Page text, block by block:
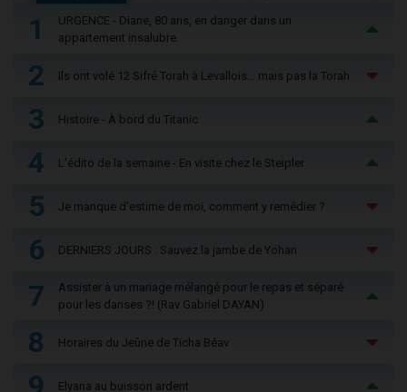
1
URGENCE - Diane, 80 ans, en danger dans un
appartement insalubre
2 Ils ont volé 12 Sifré Torah à Levallois… mais pas la Torah
3 Histoire - À bord du Titanic
4 L'édito de la semaine - En visite chez le Steipler
5 Je manque d'estime de moi, comment y remédier ?
6 DERNIERS JOURS : Sauvez la jambe de Yohan
7
Assister à un mariage mélangé pour le repas et séparé
pour les danses ?! (Rav Gabriel DAYAN)
8 Horaires du Jeûne de Ticha Béav
Elyana au buisson ardent